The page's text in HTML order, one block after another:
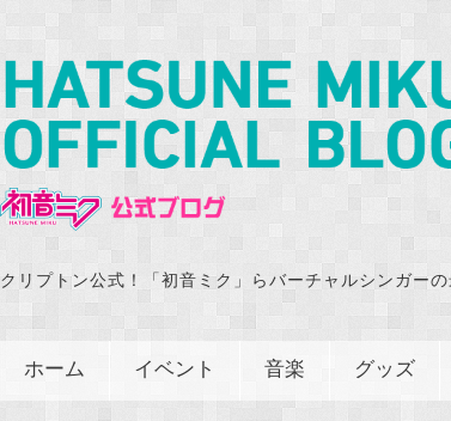
クリプトン公式！「初音ミク」らバーチャルシンガーの
ホーム イベント 音楽 グッズ